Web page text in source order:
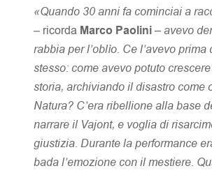
«Quando 30 anni fa cominciai a
– ricorda Marco Paolini–avevo
rabbia per l’oblìo. Ce l’avevo prima
stesso: come avevo potuto
storia, archiviando il disastro come
Natura? C’era ribellione alla base
narrare il Vajont, e voglia di
giustizia. Durante la performance
bada l’emozione con il mestiere.